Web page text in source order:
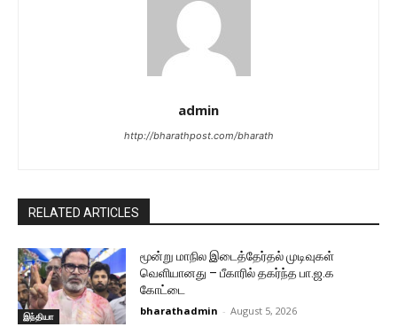
admin
http://bharathpost.com/bharath
RELATED ARTICLES
இந்தியா
மூன்று மாநில இடைத்தேர்தல் முடிவுகள்
வெளியானது – பீகாரில் தகர்ந்த பா.ஜ.க
கோட்டை
bharathadmin - August 5, 2026